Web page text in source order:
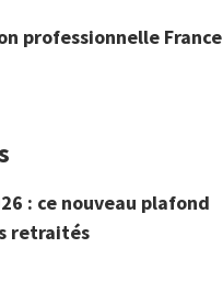
professionnelle France
: ce nouveau plafond
retraités